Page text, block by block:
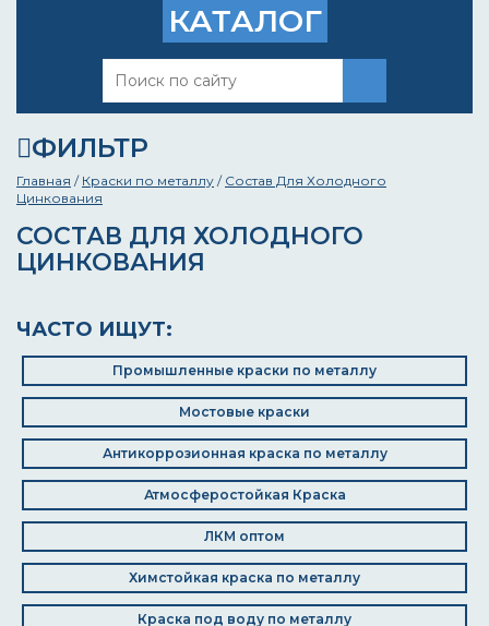
КАТАЛОГ
ФИЛЬТР
Главная / Краски по металлу / Состав Для Холодного
Цинкования
СОСТАВ ДЛЯ ХОЛОДНОГО
ЦИНКОВАНИЯ
ЧАСТО ИЩУТ:
Промышленные краски по металлу
Мостовые краски
Антикоррозионная краска по металлу
Атмосферостойкая Краска
ЛКМ оптом
Химстойкая краска по металлу
Краска под воду по металлу